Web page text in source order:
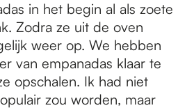
in het begin al als zoete
Zodra ze uit de oven
weer op. We hebben
van empanadas klaar te
opschalen. Ik had niet
zou worden, maar